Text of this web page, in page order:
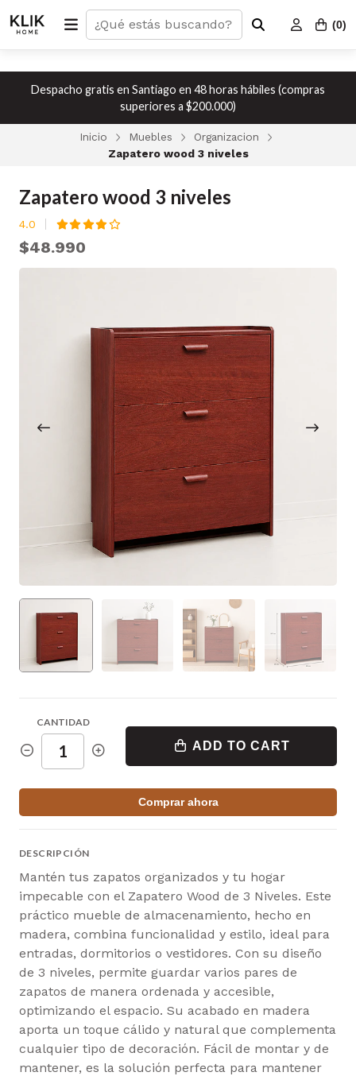
(0)
Despacho gratis en Santiago en 48 horas hábiles (compras
superiores a $200.000)
Inicio Muebles
Organizacion
Zapatero wood 3 niveles
Zapatero wood 3 niveles
4.0
$48.990
CANTIDAD
ADD TO CART
Comprar ahora
DESCRIPCIÓN
Mantén tus zapatos organizados y tu hogar
impecable con el Zapatero Wood de 3 Niveles. Este
práctico mueble de almacenamiento, hecho en
madera, combina funcionalidad y estilo, ideal para
entradas, dormitorios o vestidores. Con su diseño
de 3 niveles, permite guardar varios pares de
zapatos de manera ordenada y accesible,
optimizando el espacio. Su acabado en madera
aporta un toque cálido y natural que complementa
cualquier tipo de decoración. Fácil de montar y de
mantener, es la solución perfecta para mantener